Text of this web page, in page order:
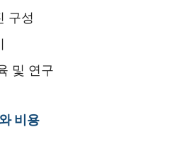
구성
및 연구
비용